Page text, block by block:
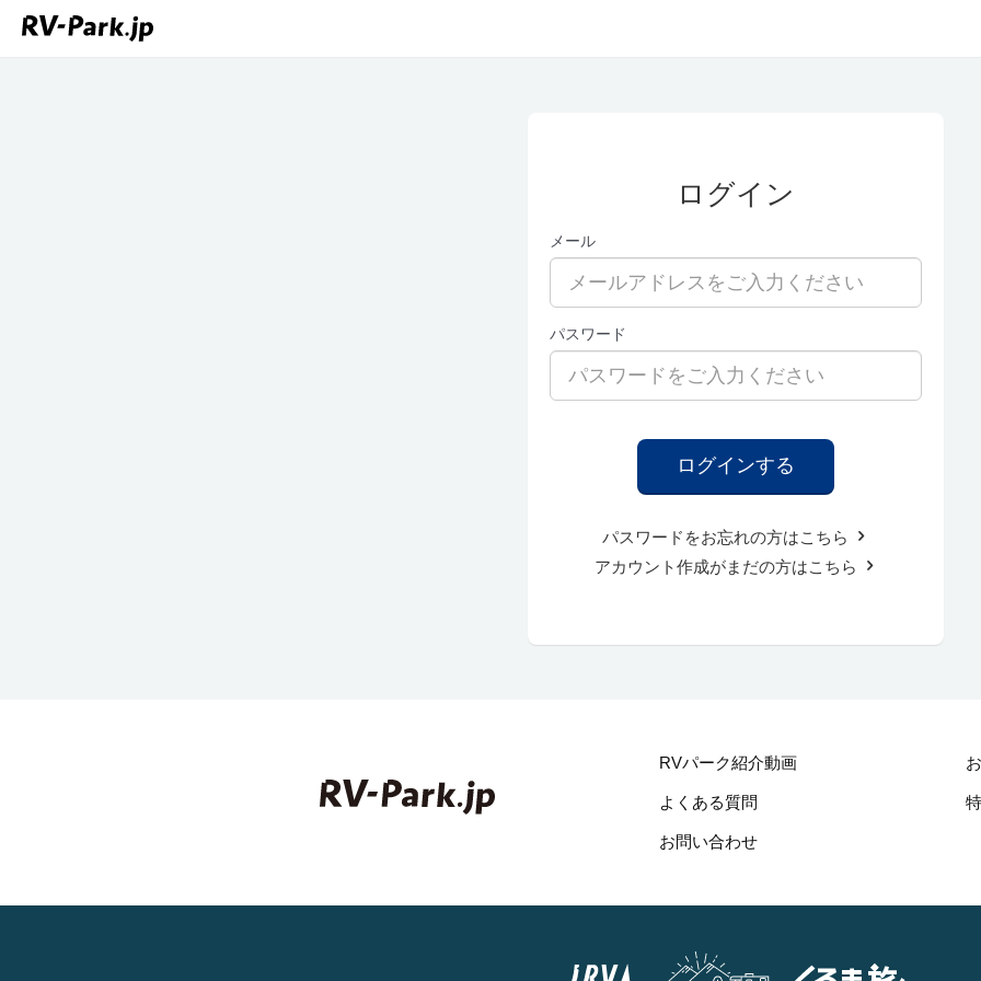
ログイン
メール
パスワード
パスワードをお忘れの方はこちら
アカウント作成がまだの方はこちら
RVパーク紹介動画
よくある質問
お問い合わせ